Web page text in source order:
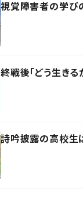
視覚障害者の学
終戦後「どう生き
詩吟披露の高校生